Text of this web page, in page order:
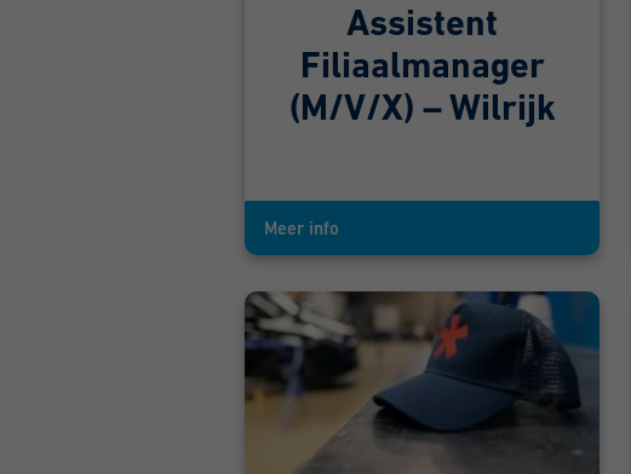
Assistent
Filiaalmanager
(M/V/X) – Wilrijk
Meer info